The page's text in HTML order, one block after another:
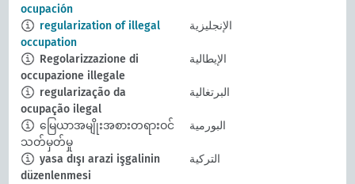
ocupación
regularization of illegal
occupation
الإنجليزية
Regolarizzazione di
occupazione illegale
الإيطالية
regularização da
ocupação ilegal
البرتغالية
မြေယာအမျိုးအစားတရားဝင်
သတ်မှတ်မှု
البورمية
yasa dışı arazi işgalinin
düzenlenmesi
التركية